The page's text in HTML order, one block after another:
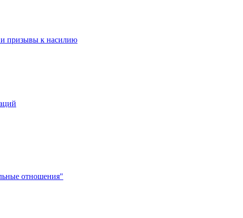
и призывы к насилию
отношения"